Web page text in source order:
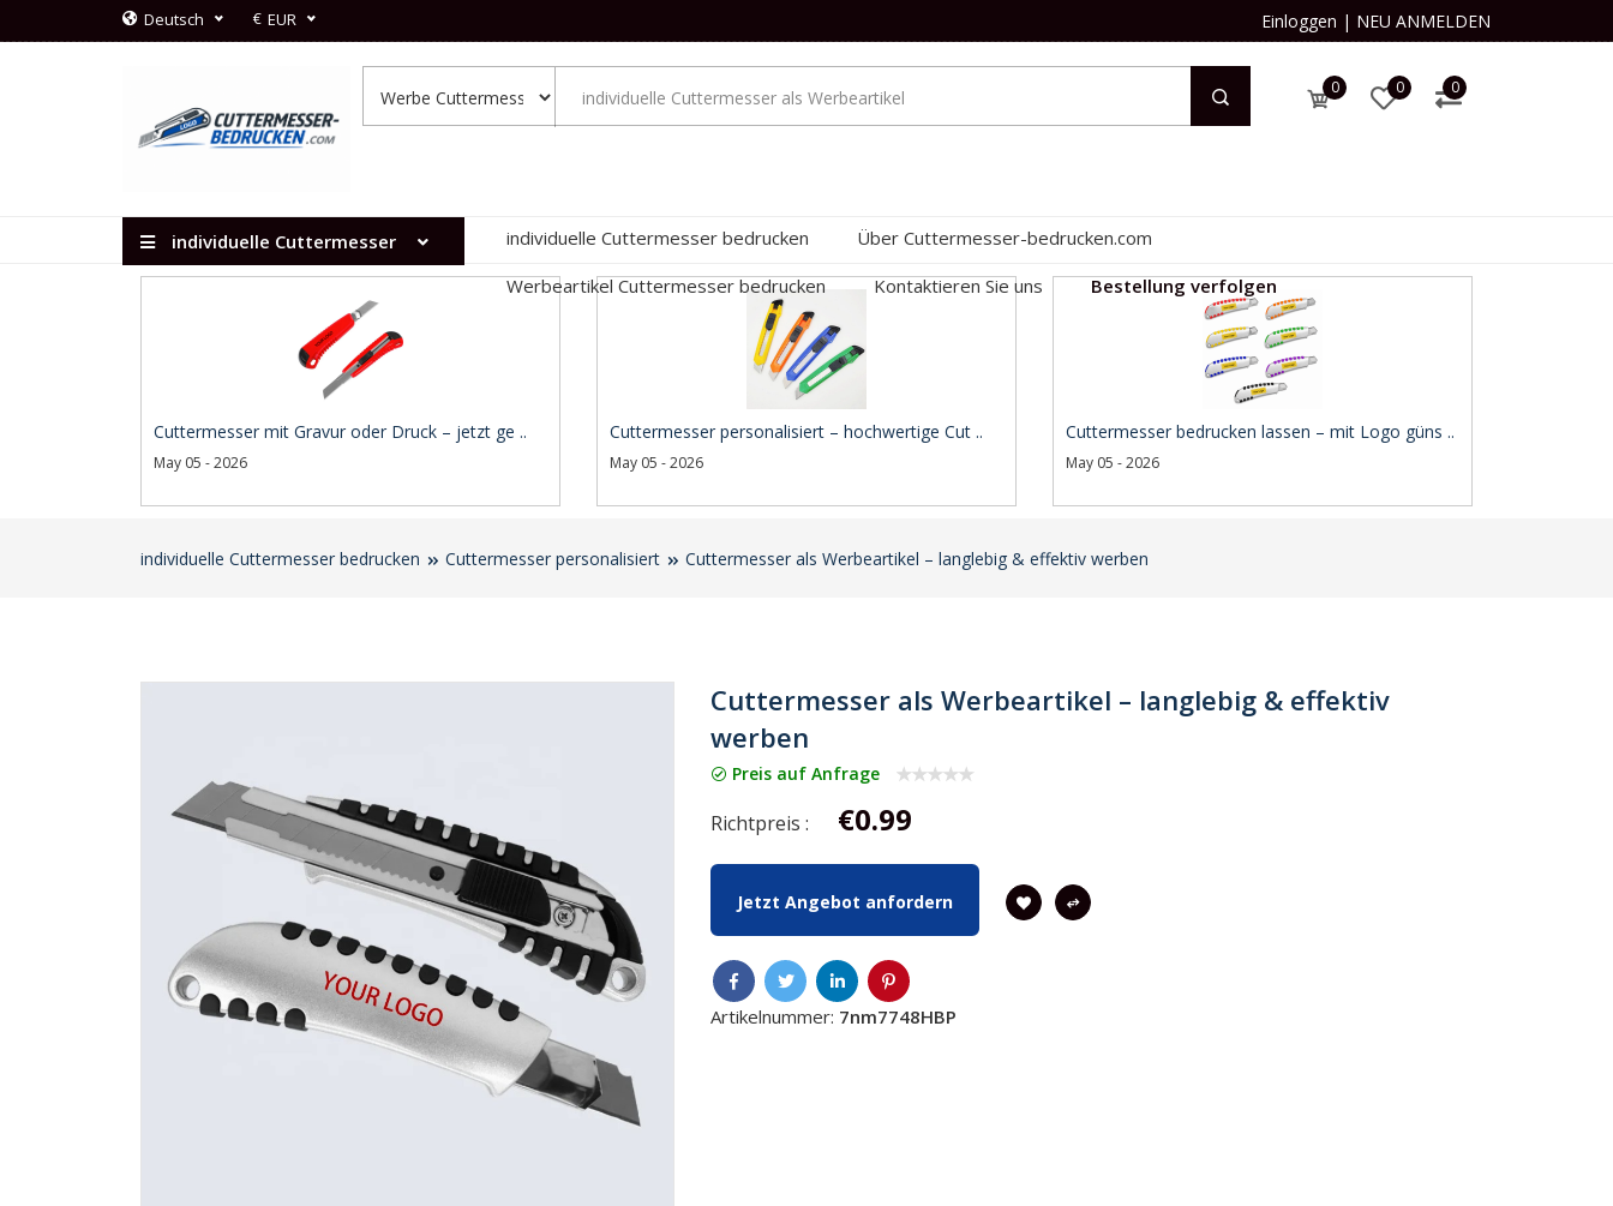
Deutsch € EUR Einloggen | NEU ANMELDEN
0 0 0
individuelle Cuttermesser individuelle Cuttermesser bedrucken
Über Cuttermesser-bedrucken.com
Werbeartikel Cuttermesser bedrucken
Kontaktieren Sie uns Bestellung verfolgen
Cuttermesser mit Gravur oder Druck – jetzt ge ..
May 05 - 2026
Cuttermesser personalisiert – hochwertige Cut ..
May 05 - 2026
Cuttermesser bedrucken lassen – mit Logo güns ..
May 05 - 2026
individuelle Cuttermesser bedrucken Cuttermesser personalisiert Cuttermesser als Werbeartikel – langlebig & effektiv werben
Cuttermesser als Werbeartikel – langlebig & effektiv
werben
Preis auf Anfrage
Richtpreis : €0.99
Jetzt Angebot anfordern
Artikelnummer: 7nm7748HBP